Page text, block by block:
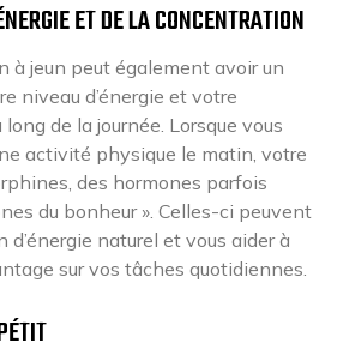
ET DE LA CONCENTRATION
à jeun peut également avoir un
niveau d’énergie et votre
de la journée. Lorsque vous
activité physique le matin, votre
des hormones parfois
du bonheur ». Celles-ci peuvent
d’énergie naturel et vous aider à
sur vos tâches quotidiennes.